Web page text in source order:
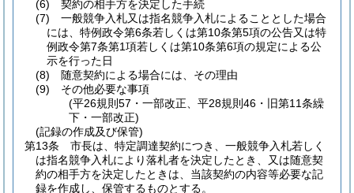
(6)
契約の相手方を決定した手続
(7)
一般競争入札又は指名競争入札によることとした場合
には、特例政令第6条若しくは第10条第5項の公告又は特
例政令第7条第1項若しくは第10条第6項の規定による公
示を行った日
(8)
随意契約による場合には、その理由
(9)
その他必要な事項
(平26規則57・一部改正、平28規則46・旧第11条繰
下・一部改正)
(記録の作成及び保管)
第13条
市長は、特定調達契約につき、一般競争入札若しく
は指名競争入札により落札者を決定したとき、又は随意契
約の相手方を決定したときは、当該契約の内容等必要な記
録を作成し、保管するものとする。